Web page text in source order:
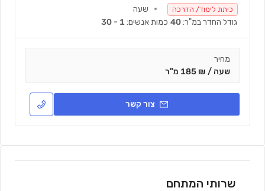
כיתת לימוד/ הדרכה
שעה
כמות אנשים:1 - 30 גודל החדר במ"ר:40
מחיר
שעה / ₪ 185 מ"ר
צור קשר
שרותי המתחם